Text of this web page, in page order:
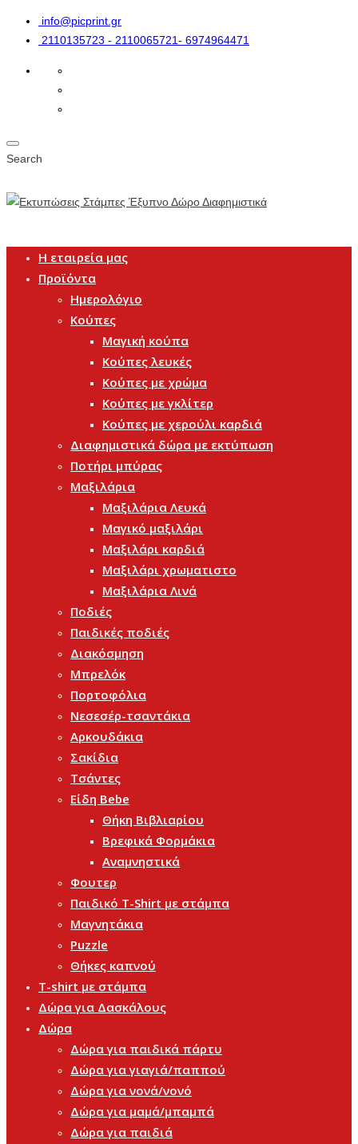
info@picprint.gr
2110135723 - 2110065721- 6974964471
Search
Η εταιρεία μας
Προϊόντα
Ημερολόγιο
Κούπες
Μαγική κούπα
Κούπες λευκές
Κούπες με χρώμα
Κούπες με γκλίτερ
Κούπες με χερούλι καρδιά
Διαφημιστικά δώρα με εκτύπωση
Ποτήρι μπύρας
Μαξιλάρια
Μαξιλάρια Λευκά
Μαγικό μαξιλάρι
Μαξιλάρι καρδιά
Μαξιλάρι χρωματιστο
Μαξιλάρια Λινά
Ποδιές
Παιδικές ποδιές
Διακόσμηση
Μπρελόκ
Πορτοφόλια
Νεσεσέρ-τσαντάκια
Αρκουδάκια
Σακίδια
Τσάντες
Είδη Bebe
Θήκη Βιβλιαρίου
Βρεφικά Φορμάκια
Αναμνηστικά
Φουτερ
Παιδικό T-Shirt με στάμπα
Μαγνητάκια
Puzzle
Θήκες καπνού
T-shirt με στάμπα
Δώρα για Δασκάλους
Δώρα
Δώρα για παιδικά πάρτυ
Δώρα για γιαγιά/παππού
Δώρα για νονά/νονό
Δώρα για μαμά/μπαμπά
Δώρα για παιδιά